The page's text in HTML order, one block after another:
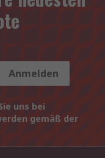
Anmelden
uns bei
gemäß der